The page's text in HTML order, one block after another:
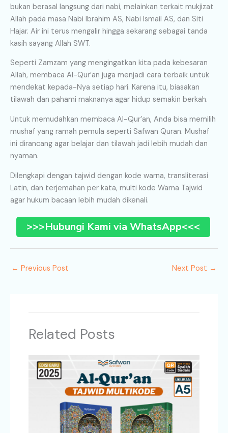
bukan berasal langsung dari nabi, melainkan terkait mukjizat
Allah pada masa Nabi Ibrahim AS, Nabi Ismail AS, dan Siti
Hajar. Air ini terus mengalir hingga sekarang sebagai tanda
kasih sayang Allah SWT.
Seperti Zamzam yang mengingatkan kita pada kebesaran
Allah, membaca Al-Qur’an juga menjadi cara terbaik untuk
mendekat kepada-Nya setiap hari. Karena itu, biasakan
tilawah dan pahami maknanya agar hidup semakin berkah.
Untuk memudahkan membaca Al-Qur’an, Anda bisa memilih
mushaf yang ramah pemula seperti Safwan Quran. Mushaf
ini dirancang agar belajar dan tilawah jadi lebih mudah dan
nyaman.
Dilengkapi dengan tajwid dengan kode warna, transliterasi
Latin, dan terjemahan per kata, multi kode Warna Tajwid
agar hukum bacaan lebih mudah dikenali.
>>>Hubungi Kami via WhatsApp<<<
← Previous Post Next Post →
Related Posts